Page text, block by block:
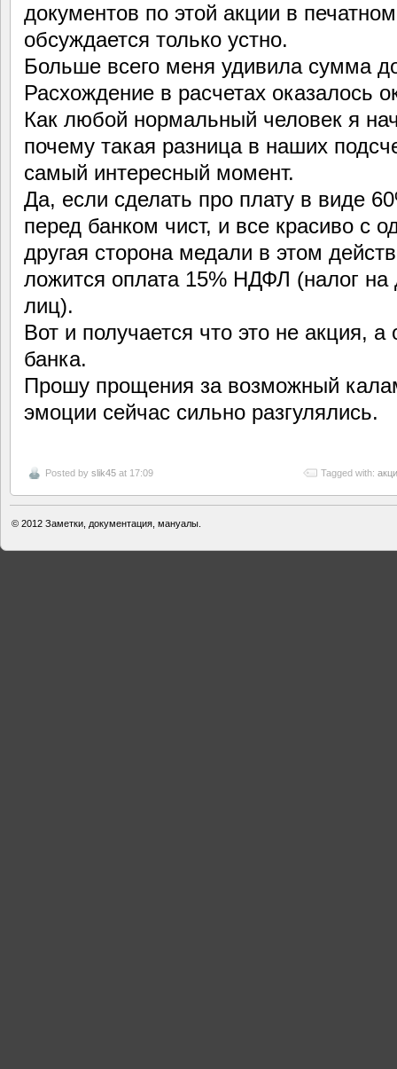
документов по этой акции в
обсуждается только устно.
Больше всего меня удивила сумма
Расхождение в расчетах оказалось
Как любой нормальный человек я
почему такая разница в наших
самый интересный момент.
Да, если сделать про плату в виде
перед банком чист, и все красиво с
другая сторона медали в этом
ложится оплата 15% НДФЛ (налог на
лиц).
Вот и получается что это не акция,
банка.
Прошу прощения за возможный
эмоции сейчас сильно разгулялись.
Posted by slik45 at 17:09 Tagged with:
© 2012 Заметки, документация, мануалы.